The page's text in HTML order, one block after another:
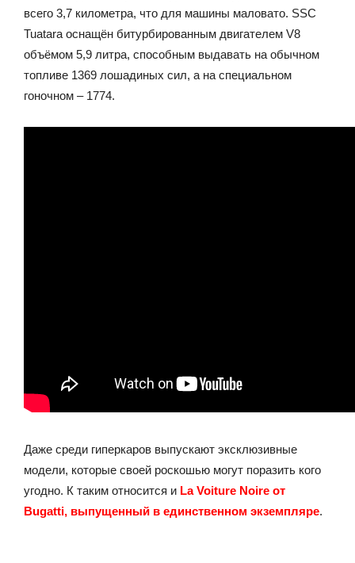
всего 3,7 километра, что для машины маловато. SSC
Tuatara оснащён битурбированным двигателем V8
объёмом 5,9 литра, способным выдавать на обычном
топливе 1369 лошадиных сил, а на специальном
гоночном – 1774.
Даже среди гиперкаров выпускают эксклюзивные
модели, которые своей роскошью могут поразить кого
угодно. К таким относится и La Voiture Noire от
Bugatti, выпущенный в единственном экземпляре.